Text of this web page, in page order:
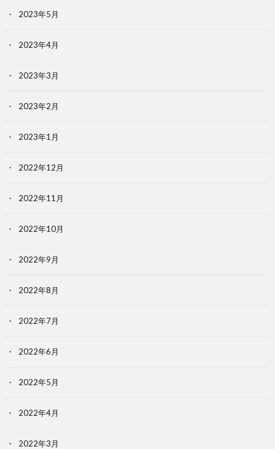
2023年5月
2023年4月
2023年3月
2023年2月
2023年1月
2022年12月
2022年11月
2022年10月
2022年9月
2022年8月
2022年7月
2022年6月
2022年5月
2022年4月
2022年3月